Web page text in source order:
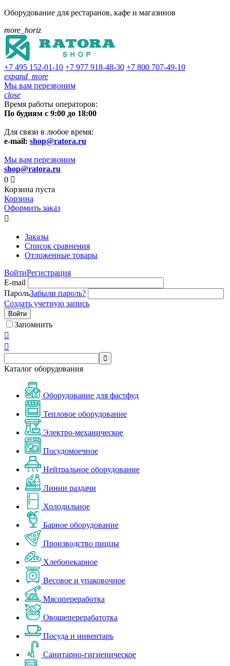
Оборудование для рестаранов, кафе и магазинов
more_horiz
+7 495 152-01-10 +7 977 918-48-30 +7 800 707-49-10
expand_more
Мы вам перезвоним
close
Время работы операторов:
По будням с 9:00 до 18:00
Для связи в любое время:
e-mail: shop@ratora.ru
Мы вам перезвоним
shop@ratora.ru
0 
Корзина пуста
Корзина
Оформить заказ

Заказы
Список сравнения
Отложенные товары
ВойтиРегистрация
E-mail
ПарольЗабыли пароль?
Создать учетную запись
Войти
Запомнить



Каталог оборудования
Оборудование для фастфуд
Тепловое оборудование
Электро-механическое
Посудомоечное
Нейтральное оборудование
Линии раздачи
Холодильное
Барное оборудование
Производство пиццы
Хлебопекарное
Весовое и упаковочное
Мясопереработка
Овощеперерабатотка
Посуда и инвентарь
Санитарно-гигиеническое